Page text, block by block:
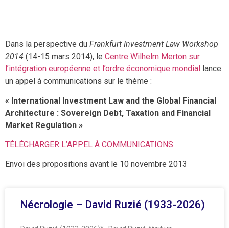
Dans la perspective du Frankfurt Investment Law Workshop
2014 (14-15 mars 2014), le Centre Wilhelm Merton sur
l’intégration européenne et l’ordre économique mondial
lance
un appel à communications sur le thème :
« International Investment Law and the Global Financial
Architecture : Sovereign Debt, Taxation and Financial
Market Regulation »
TÉLÉCHARGER L’APPEL À COMMUNICATIONS
Envoi des propositions avant le 10 novembre 2013
Nécrologie – David Ruzié (1933-2026)